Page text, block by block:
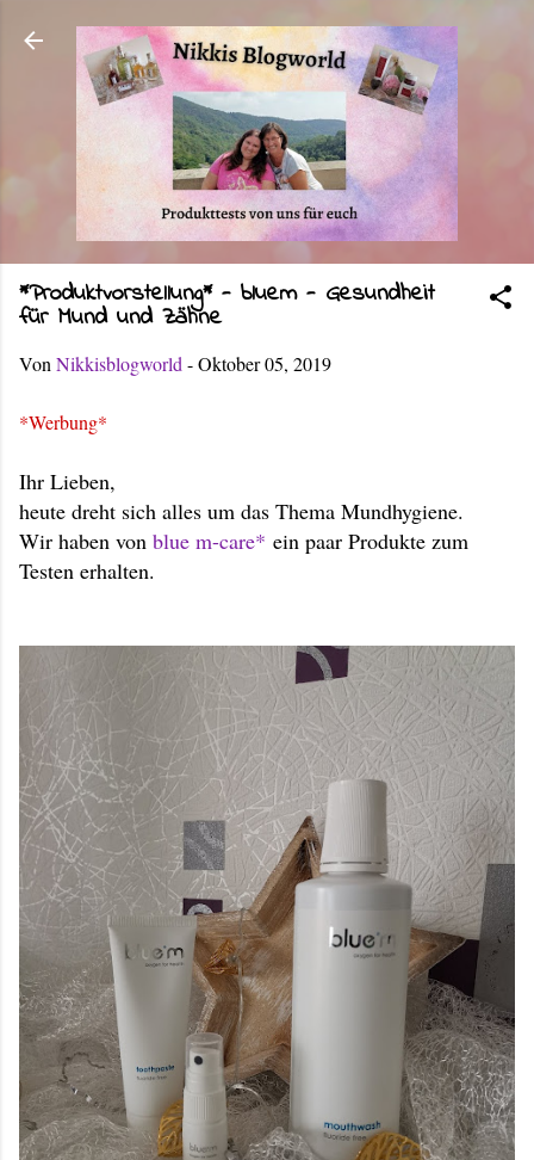
Direkt zum Hauptbereich
*Produktvorstellung* - bluem - Gesundheit
für Mund und Zähne
Von Nikkisblogworld -Oktober 05, 2019
*Werbung*
Ihr Lieben,
heute dreht sich alles um das Thema Mundhygiene.
Wir haben von blue m-care* ein paar Produkte zum
Testen erhalten.